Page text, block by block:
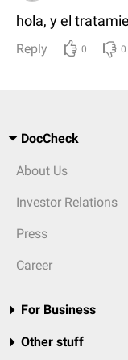
hola, y el
Reply 0 0
DocCheck
About Us
Investor Relations
Press
Career
For Business
Other stuff